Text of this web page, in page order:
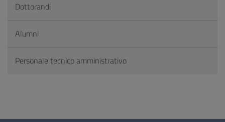
Dottorandi
Alumni
Personale tecnico amministrativo